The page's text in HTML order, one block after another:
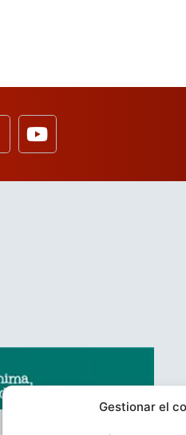
Gestionar el